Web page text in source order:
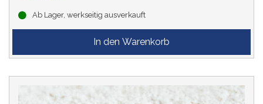
Ab Lager, werkseitig ausverkauft
BAHNVERWALTUNG